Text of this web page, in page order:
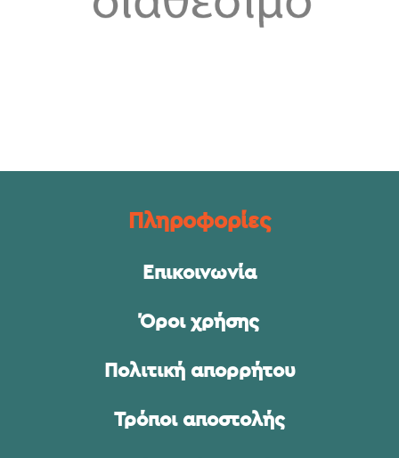
Πληροφορίες
Επικοινωνία
Όροι χρήσης
Πολιτική απορρήτου
Τρόποι αποστολής